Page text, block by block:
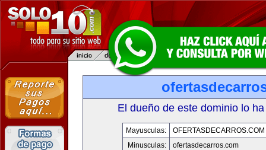
El dueño de este dominio lo
Mayusculas:
OFERTASDECARROS.COM
Minusculas:
ofertasdecarros.com